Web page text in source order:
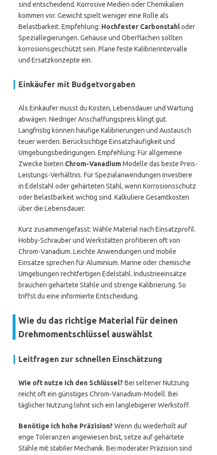
sind entscheidend. Korrosive Medien oder Chemikalien
kommen vor. Gewicht spielt weniger eine Rolle als
Belastbarkeit. Empfehlung: Hochfester Carbonstahloder
Speziallegierungen. Gehäuse und Oberflächen sollten
korrosionsgeschützt sein. Plane feste Kalibrierintervalle
und Ersatzkonzepte ein.
Einkäufer mit Budgetvorgaben
Als Einkäufer musst du Kosten, Lebensdauer und Wartung
abwägen. Niedriger Anschaffungspreis klingt gut.
Langfristig können häufige Kalibrierungen und Austausch
teuer werden. Berücksichtige Einsatzhäufigkeit und
Umgebungsbedingungen. Empfehlung: Für allgemeine
Zwecke bieten Chrom-VanadiumModelle das beste Preis-
Leistungs-Verhältnis. Für Spezialanwendungen investiere
in Edelstahl oder gehärteten Stahl, wenn Korrosionsschutz
oder Belastbarkeit wichtig sind. Kalkuliere Gesamtkosten
über die Lebensdauer.
Kurz zusammengefasst: Wähle Material nach Einsatzprofil.
Hobby-Schrauber und Werkstätten profitieren oft von
Chrom-Vanadium. Leichte Anwendungen und mobile
Einsätze sprechen für Aluminium. Marine oder chemische
Umgebungen rechtfertigen Edelstahl. Industrieeinsätze
brauchen gehärtete Stähle und strenge Kalibrierung. So
triffst du eine informierte Entscheidung.
Wie du das richtige Material für deinen
Drehmomentschlüssel auswählst
Leitfragen zur schnellen Einschätzung
Wie oft nutze ich den Schlüssel? Bei seltener Nutzung
reicht oft ein günstiges Chrom-Vanadium-Modell. Bei
täglicher Nutzung lohnt sich ein langlebigerer Werkstoff.
Benötige ich hohe Präzision? Wenn du wiederholt auf
enge Toleranzen angewiesen bist, setze auf gehärtete
Stähle mit stabiler Mechanik. Bei moderater Präzision sind